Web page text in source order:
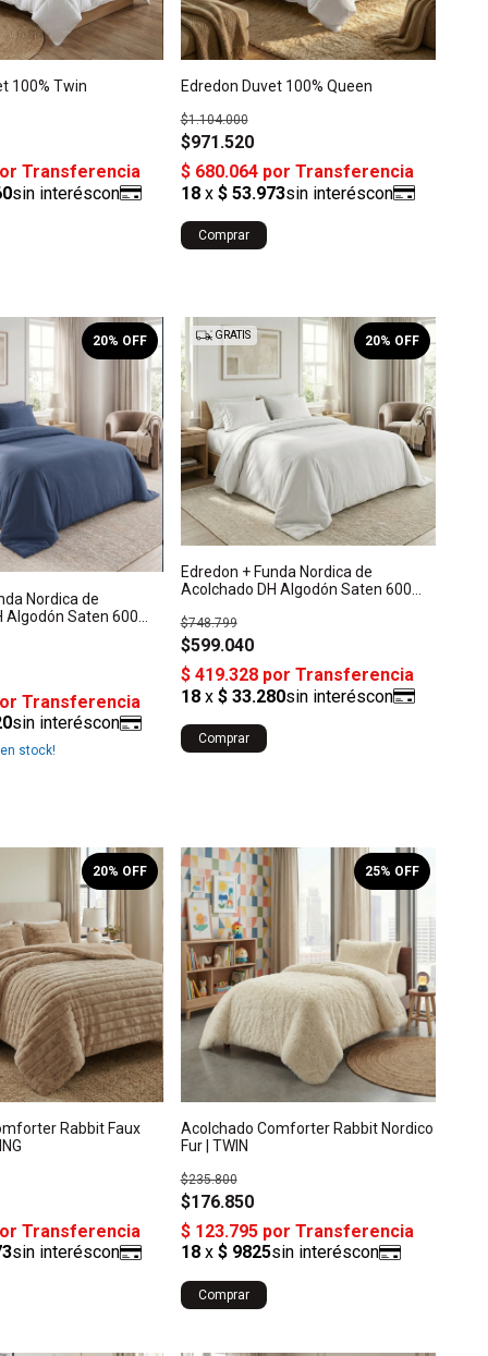
100% Twin Edredon Duvet 100% Queen
$971.520
$1.104.000
Comprar
Nordica de
Algodón Saten 600
20% OFF
stock!
GRATIS
Edredon + Funda Nordica de
Acolchado DH Algodón Saten 600
$599.040
$748.799
20% OFF
Comprar
Rabbit Faux
20% OFF
Acolchado Comforter Rabbit Nordico
Fur | TWIN
$176.850
$235.800
25% OFF
Comprar